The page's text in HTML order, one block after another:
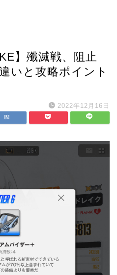
】殲滅戦、阻止
いと攻略ポイント
2022年12月16日